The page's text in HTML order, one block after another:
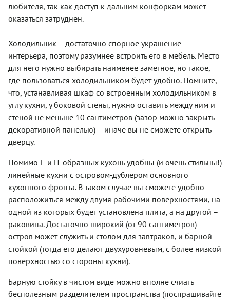
любителя, так как доступ к дальним конфоркам может
оказаться затруднен.
Холодильник – достаточно спорное украшение
интерьера, поэтому разумнее встроить его в мебель. Место
для него нужно выбирать наименее заметное, но такое,
где пользоваться холодильником будет удобно. Помните,
что, устанавливая шкаф со встроенным холодильником в
углу кухни, у боковой стены, нужно оставить между ним и
стеной не меньше 10 сантиметров (зазор можно закрыть
декоративной панелью) – иначе вы не сможете открыть
дверцу.
Помимо Г- и П-образных кухонь удобны (и очень стильны!)
линейные кухни с островом-дублером основного
кухонного фронта. В таком случае вы сможете удобно
расположиться между двумя рабочими поверхностями, на
одной из которых будет установлена плита, а на другой –
раковина. Достаточно широкий (от 90 сантиметров)
остров может служить и столом для завтраков, и барной
стойкой (тогда его делают двухуровневым, с более низкой
поверхностью со стороны кухни).
Барную стойку в чистом виде можно вполне счиать
бесполезным разделителем пространства (поспрашивайте